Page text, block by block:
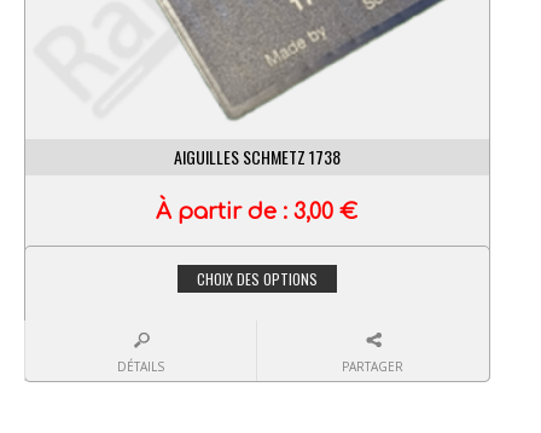
AIGUILLES SCHMETZ 1738
À partir de :3,00€
CHOIX DES OPTIONS
DÉTAILS PARTAGER